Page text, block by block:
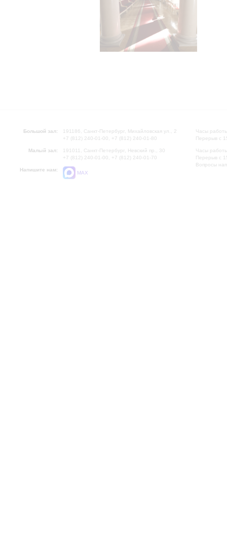
Большой зал:
191186, Санкт-Петербург, Михайловская ул., 2
+7 (812) 240-01-00, +7 (812) 240-01-80
Малый зал:
191011, Санкт-Петербург, Невский пр., 30
+7 (812) 240-01-00, +7 (812) 240-01-70
Напишите нам:
MAX
Часы
Перерыв с
Часы
Перерыв с
Вопросы